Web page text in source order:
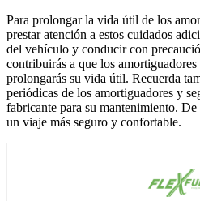
Para prolongar la vida útil de los
prestar atención a estos cuidados
del vehículo y conducir con
contribuirás a que los
prolongarás su vida útil. Recuerda
periódicas de los amortiguadores y
fabricante para su mantenimiento.
un viaje más seguro y confortable.